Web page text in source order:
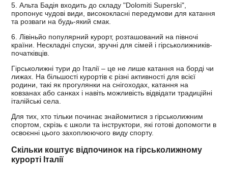
5. Альта Бадія входить до складу "Dolomiti Superski",
пропонує чудові види, висококласні передумови для катання
та розваги на будь-який смак.
6. Лівіньйо популярний курорт, розташований на півночі
країни. Нескладні спуски, зручні для сімей і гірськолижників-
початківців.
Гірськолижні тури до Італії – це не лише катання на борді чи
лижах. На більшості курортів є різні активності для всієї
родини, такі як прогулянки на снігоходах, катання на
ковзанах або санках і навіть можливість відвідати традиційні
італійські села.
Для тих, хто тільки починає знайомитися з гірськолижним
спортом, скрізь є школи та інструктори, які готові допомогти в
освоєнні цього захоплюючого виду спорту.
Скільки коштує відпочинок на гірськолижному
курорті Італії